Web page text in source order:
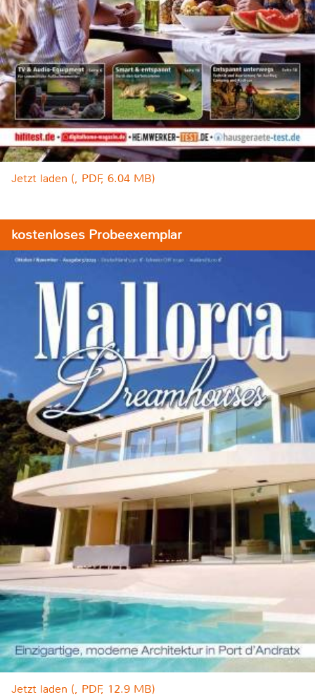
Jetzt laden (, PDF, 6.04 MB)
kostenloses Probeexemplar
Jetzt laden (, PDF, 12.9 MB)